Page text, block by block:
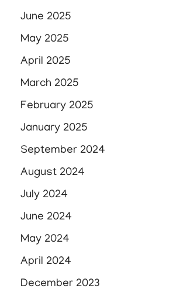
June 2025
May 2025
April 2025
March 2025
February 2025
January 2025
September 2024
August 2024
July 2024
June 2024
May 2024
April 2024
December 2023